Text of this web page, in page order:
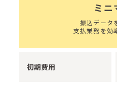
ミニ
振込データ
支払業務を効
初期費用